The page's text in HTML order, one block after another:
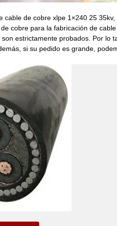
cable de cobre xlpe 1×240 25
cobre para la fabricación de
estrictamente probados. Por
si su pedido es grande,